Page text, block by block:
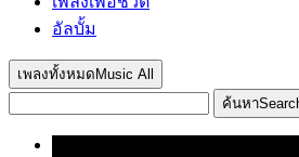
อัลบั้ม
เพลงทั้งหมด Music All
ค้นหา